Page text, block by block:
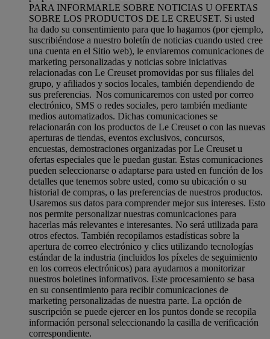
PARA INFORMARLE SOBRE NOTICIAS U OFERTAS
SOBRE LOS PRODUCTOS DE LE CREUSET. Si usted
ha dado su consentimiento para que lo hagamos (por ejemplo,
suscribiéndose a nuestro boletín de noticias cuando usted cree
una cuenta en el Sitio web), le enviaremos comunicaciones de
marketing personalizadas y noticias sobre iniciativas
relacionadas con Le Creuset promovidas por sus filiales del
grupo, y afiliados y socios locales, también dependiendo de
sus preferencias. Nos comunicaremos con usted por correo
electrónico, SMS o redes sociales, pero también mediante
medios automatizados. Dichas comunicaciones se
relacionarán con los productos de Le Creuset o con las nuevas
aperturas de tiendas, eventos exclusivos, concursos,
encuestas, demostraciones organizadas por Le Creuset u
ofertas especiales que le puedan gustar. Estas comunicaciones
pueden seleccionarse o adaptarse para usted en función de los
detalles que tenemos sobre usted, como su ubicación o su
historial de compras, o las preferencias de nuestros productos.
Usaremos sus datos para comprender mejor sus intereses. Esto
nos permite personalizar nuestras comunicaciones para
hacerlas más relevantes e interesantes. No será utilizada para
otros efectos. También recopilamos estadísticas sobre la
apertura de correo electrónico y clics utilizando tecnologías
estándar de la industria (incluidos los píxeles de seguimiento
en los correos electrónicos) para ayudarnos a monitorizar
nuestros boletines informativos. Este procesamiento se basa
en su consentimiento para recibir comunicaciones de
marketing personalizadas de nuestra parte. La opción de
suscripción se puede ejercer en los puntos donde se recopila
información personal seleccionando la casilla de verificación
correspondiente.